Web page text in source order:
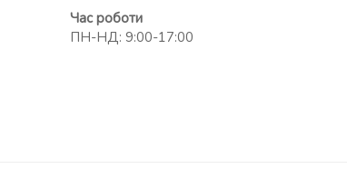
Час роботи
ПН-НД: 9:00-17:00